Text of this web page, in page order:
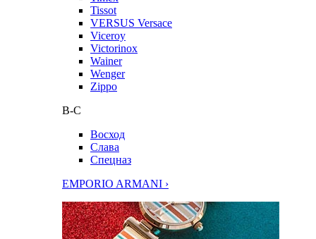
Tissot
VERSUS Versace
Viceroy
Victorinox
Wainer
Wenger
Zippo
В-С
Восход
Слава
Спецназ
EMPORIO ARMANI ›